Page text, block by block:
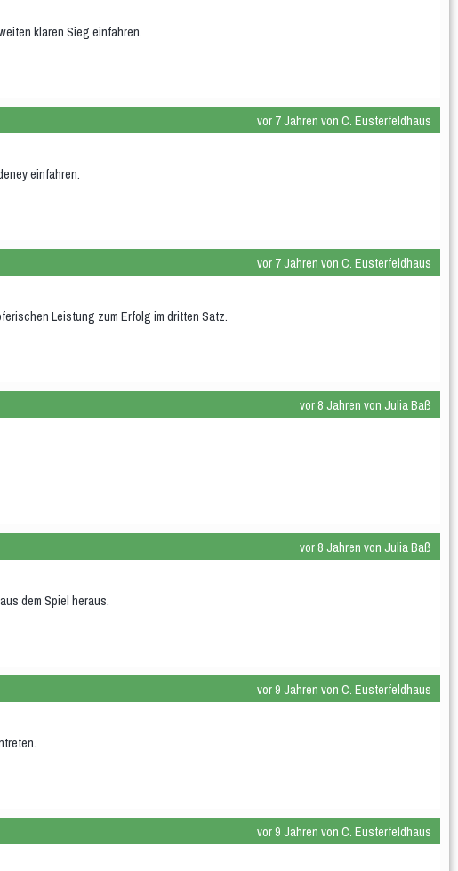
klaren Sieg einfahren.
vor 7 Jahren von C. Eusterfeldhaus
einfahren.
vor 7 Jahren von C. Eusterfeldhaus
Leistung zum Erfolg im dritten Satz.
vor 8 Jahren von Julia Baß
vor 8 Jahren von Julia Baß
dem Spiel heraus.
vor 9 Jahren von C. Eusterfeldhaus
vor 9 Jahren von C. Eusterfeldhaus